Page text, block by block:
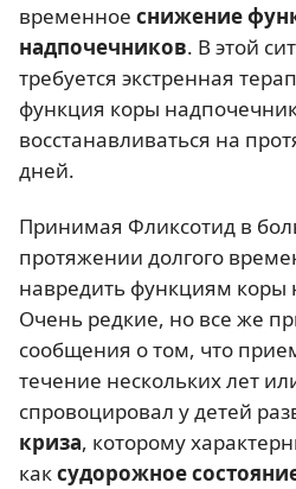
временное снижение
надпочечников. В этой
требуется экстренная
функция коры
восстанавливаться на
дней.
Принимая Фликсотид в
протяжении долгого
навредить функциям коры
Очень редкие, но все же
сообщения о том, что
течение нескольких лет
спровоцировал у детей
криза, которому
каксудорожное